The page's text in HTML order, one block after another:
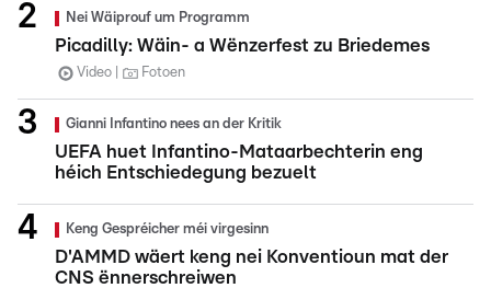
Nei Wäiprouf um Programm
Picadilly: Wäin- a Wënzerfest zu Briedemes
Video Fotoen
Gianni Infantino nees an der Kritik
UEFA huet Infantino-Mataarbechterin eng
héich Entschiedegung bezuelt
Keng Gespréicher méi virgesinn
D'AMMD wäert keng nei Konventioun mat der
CNS ënnerschreiwen